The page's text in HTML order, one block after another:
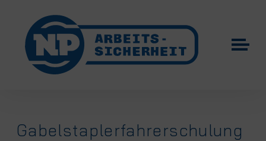
Gabelstaplerfahrerschulung